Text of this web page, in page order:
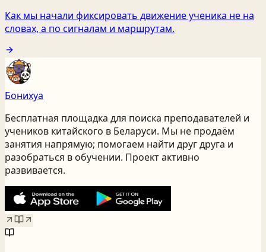
Как мы начали фиксировать движение ученика не на
словах, а по сигналам и маршрутам.
Бонихуа
Бесплатная площадка для поиска преподавателей и
учеников китайского в Беларуси. Мы не продаём
занятия напрямую; помогаем найти друг друга и
разобраться в обучении. Проект активно
развивается.